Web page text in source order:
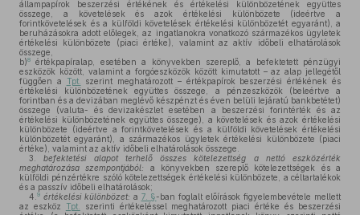
állampapírok beszerzési értékének és értékelési különbözetének együttes
összege, a követelések és azok értékelési különbözete (ideértve a
forintkövetelések és a külföldi követelések értékelési különbözetét egyaránt), a
beruházásokra adott előlegek, az ingatlanokra vonatkozó származékos ügyletek
értékelési különbözete (piaci értéke), valamint az aktív időbeli elhatárolások
összege,
b)8
értékpapíralap, esetében a könyvekben szereplő, a befektetett pénzügyi
eszközök között, valamint a forgóeszközök között kimutatott – az alap jellegétől
függően a
Tpt.
szerint meghatározott – értékpapírok beszerzési értékének és
értékelési különbözetének együttes összege, a pénzeszközök (beleértve a
forintban és a devizában meglévő készpénzt és éven belüli lejáratú bankbetétet)
összege (valuta- és devizakészlet esetében a beszerzési forintérték és az
értékelési különbözetének együttes összege), a követelések és azok értékelési
különbözete (ideértve a forintkövetelések és a külföldi követelések értékelési
különbözetét egyaránt), a származékos ügyletek értékelési különbözete (piaci
értéke), valamint az aktív időbeli elhatárolások összege.
3.
befektetési alapot terhelő összes kötelezettség a nettó eszközérték
meghatározása szempontjából:
a könyvekben szereplő kötelezettségek és a
külföldi pénzértékre szóló kötelezettségek értékelési különbözete, a céltartalékok
és a passzív időbeli elhatárolások;
4. 9 értékelési különbözet: a 7. §-ban foglalt előírások figyelembevétele mellett
az eszköz
Tpt.
szerinti értékeléssel meghatározott piaci értéke és beszerzési